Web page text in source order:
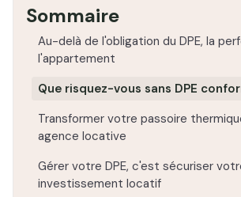
Sommaire
Au-delà de l'obligation du DPE, la
l'appartement
Que risquez-vous sans DPE
Transformer votre passoire
agence locative
Gérer votre DPE, c'est sécuriser
investissement locatif